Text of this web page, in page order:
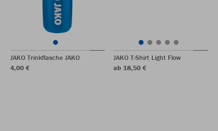
JAKO Trinkflasche JAKO
4,00 €
JAKO T-Shirt Light Flow
ab 18,50 €